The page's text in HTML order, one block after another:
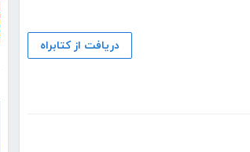
دریافت از کتابراه